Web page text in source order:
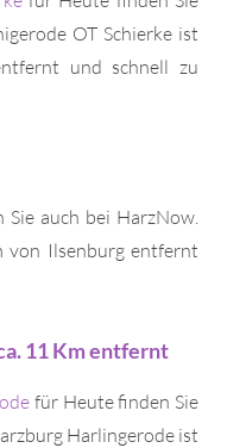
OT Schierke ist
und schnell zu
auch bei HarzNow.
Ilsenburg entfernt
11 Km entfernt
für Heute finden Sie
Harlingerode ist